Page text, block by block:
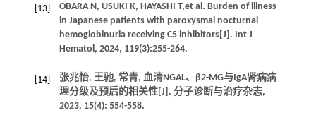
[13]
OBARA N, USUKI K, HAYASHI T,et al. Burden of illness
in Japanese patients with paroxysmal nocturnal
hemoglobinuria receiving C5 inhibitors[J]. Int J
Hematol, 2024, 119(3):255-264.
[14]
张兆怡, 王驰, 常青, 血清NGAL、β2-MG与IgA肾病病
理分级及预后的相关性[J]. 分子诊断与治疗杂志,
2023, 15(4): 554-558.